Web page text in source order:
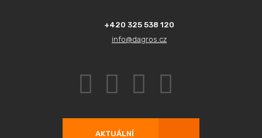
+420 325 538 120
info@dagros.cz
AKTUÁLNÍ